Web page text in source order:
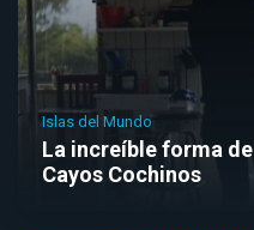
Islas del Mundo
La increíble forma
Cayos Cochinos